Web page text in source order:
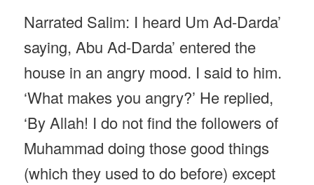
Narrated Salim: I heard Um Ad-Darda’
saying, Abu Ad-Darda’ entered the
house in an angry mood. I said to him.
‘What makes you angry?’ He replied,
‘By Allah! I do not find the followers of
Muhammad doing those good things
(which they used to do before) except